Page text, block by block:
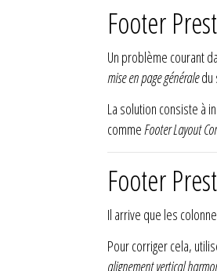
Footer
Un problème courant
mise en page généraledu
La solution consiste à
commeFooter Layout
Footer
Il arrive que les
Pour corriger cela,
alignement vertical